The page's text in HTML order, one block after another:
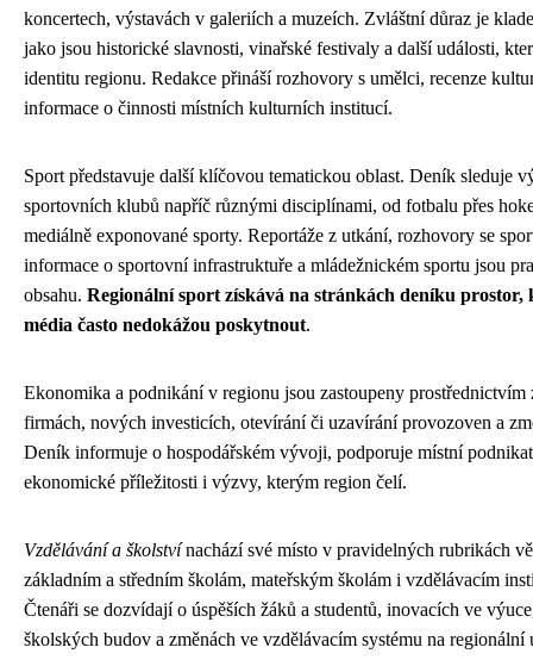
koncertech, výstavách v galeriích a muzeích. Zvláštní důraz je
jako jsou historické slavnosti, vinařské festivaly a další události,
identitu regionu. Redakce přináší rozhovory s umělci, recenze
informace o činnosti místních kulturních institucí.
Sport představuje další klíčovou tematickou oblast. Deník sleduje
sportovních klubů napříč různými disciplínami, od fotbalu přes
mediálně exponované sporty. Reportáže z utkání, rozhovory se
informace o sportovní infrastruktuře a mládežnickém sportu jsou
obsahu. Regionální sport získává na stránkách deníku prostor,
média často nedokážou poskytnout.
Ekonomika a podnikání v regionu jsou zastoupeny prostřednictvím
firmách, nových investicích, otevírání či uzavírání provozoven a
Deník informuje o hospodářském vývoji, podporuje místní
ekonomické příležitosti i výzvy, kterým region čelí.
Vzdělávání a školstvínachází své místo v pravidelných rubrikách
základním a středním školám, mateřským školám i vzdělávacím
Čtenáři se dozvídají o úspěších žáků a studentů, inovacích ve
školských budov a změnách ve vzdělávacím systému na regionální